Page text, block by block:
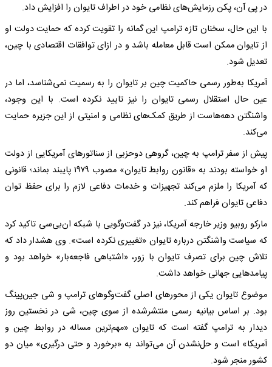
در پی آن، پکن رزمایش‌های نظامی خود در اطراف تایوان را افزایش داد.
با این حال، سخنان تازه ترامپ این گمانه را تقویت کرده که حمایت دولت او
از تایوان ممکن است قابل معامله باشد و در ازای توافقات اقتصادی با چین،
تعدیل شود.
آمریکا به‌طور رسمی حاکمیت چین بر تایوان را به رسمیت نمی‌شناسد، اما در
عین حال استقلال رسمی تایوان را نیز تایید نکرده است. با این وجود،
واشنگتن دهه‌هاست از طریق کمک‌های نظامی و امنیتی از این جزیره حمایت
می‌کند.
پیش از سفر ترامپ به چین، گروهی دوحزبی از سناتورهای آمریکایی از دولت
او خواسته بودند به «قانون روابط تایوان» مصوب ۱۹۷۹ پایبند بماند؛ قانونی
که آمریکا را ملزم می‌کند تجهیزات و خدمات دفاعی لازم را برای حفظ توان
دفاعی تایوان فراهم کند.
مارکو روبیو وزیر خارجه آمریکا، نیز در گفت‌وگویی با شبکه ان‌بی‌سی تاکید کرد
که سیاست واشنگتن درباره تایوان «تغییری نکرده است». وی هشدار داد که
تلاش چین برای تصرف تایوان با زور، «اشتباهی فاجعه‌بار» خواهد بود و
پیامدهایی جهانی خواهد داشت.
موضوع تایوان یکی از محورهای اصلی گفت‌وگوهای ترامپ و شی جین‌پینگ
بود. بر اساس بیانیه رسمی منتشرشده از سوی چین، شی در نخستین روز
دیدار به ترامپ گفته است که تایوان «مهم‌ترین مساله در روابط چین و
آمریکا» است و حل‌نشدن آن می‌تواند به «برخورد و حتی درگیری» میان دو
کشور منجر شود.